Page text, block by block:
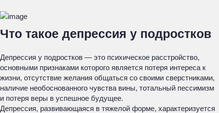
Что такое депрессия у подростков
Депрессия у подростков — это психическое расстройство,
основными признаками которого является потеря интереса к
жизни, отсутствие желания общаться со своими сверстниками,
наличие необоснованного чувства вины, тотальный пессимизм
и потеря веры в успешное будущее.
Депрессия, развивающаяся в тяжелой форме, характеризуется